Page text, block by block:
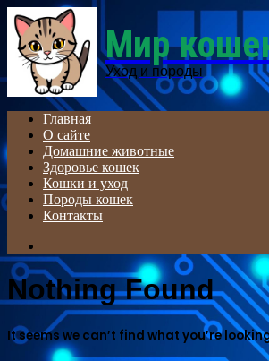
Menu
Мир
Уход и породы
Главная
О сайте
Домашние животные
Здоровье кошек
Кошки и уход
Породы кошек
Контакты
for
Nothing Found
It seems we can’t find what you’re